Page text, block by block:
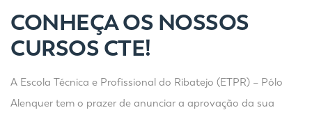
CONHEÇA OS NOSSOS
CURSOS CTE!
A Escola Técnica e Profissional do Ribatejo (ETPR) – Pólo
Alenquer tem o prazer de anunciar a aprovação da sua